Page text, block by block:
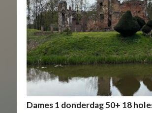
Dames 1 donderdag 50+ 18